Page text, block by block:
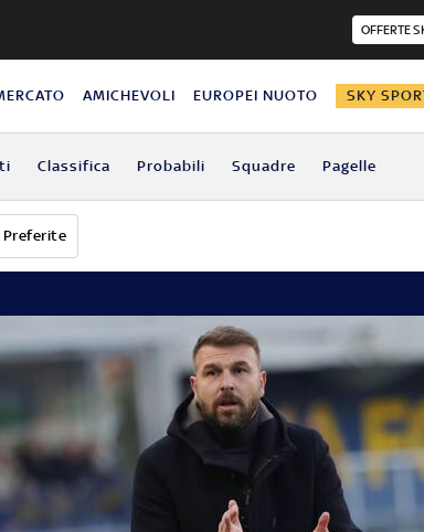
OFFERTE
AMICHEVOLI EUROPEI NUOTO SKY
Classifica Probabili Squadre Pagelle